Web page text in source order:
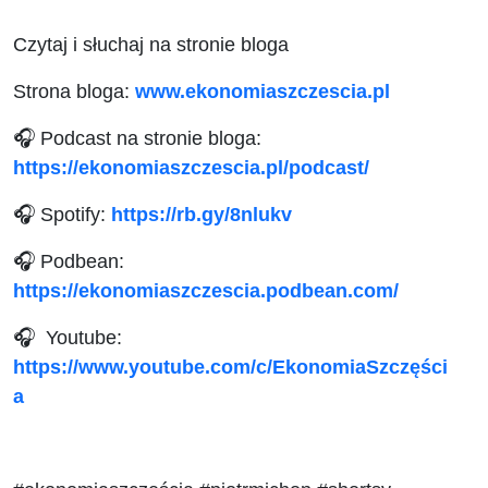
Czytaj i słuchaj na stronie bloga
Strona bloga: www.ekonomiaszczescia.pl
🎧 Podcast na stronie bloga:
https://ekonomiaszczescia.pl/podcast/
🎧 Spotify: https://rb.gy/8nlukv
🎧 Podbean:
https://ekonomiaszczescia.podbean.com/
🎧 Youtube:
https://www.youtube.com/c/EkonomiaSzczęści
a